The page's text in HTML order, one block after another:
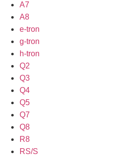
A7
A8
e-tron
g-tron
h-tron
Q2
Q3
Q4
Q5
Q7
Q8
R8
RS/S